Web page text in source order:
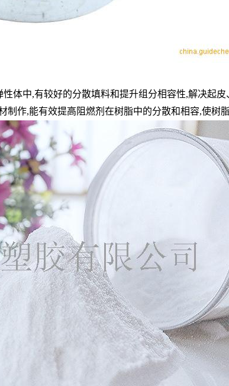
体中,有较好的分散填料和提升组分相容性,解决起
作,能有效提高阻燃剂在树脂中的分散和相容,使树